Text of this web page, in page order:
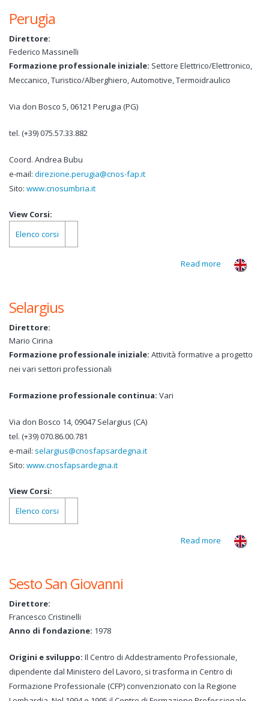
Perugia
Direttore:
Federico Massinelli
Formazione professionale iniziale: Settore Elettrico/Elettronico,
Meccanico, Turistico/Alberghiero, Automotive, Termoidraulico
Via don Bosco 5, 06121 Perugia (PG)
tel. (+39) 075.57.33.882
Coord. Andrea Bubu
e-mail: direzione.perugia@cnos-fap.it
Sito: www.cnosumbria.it
View Corsi:
Elenco corsi
Read more about
Selargius
Direttore:
Mario Cirina
Formazione professionale iniziale: Attività formative a progetto
nei vari settori professionali
Formazione professionale continua: Vari
Via don Bosco 14, 09047 Selargius (CA)
tel. (+39) 070.86.00.781
e-mail: selargius@cnosfapsardegna.it
Sito: www.cnosfapsardegna.it
View Corsi:
Elenco corsi
Read more about
Sesto San Giovanni
Direttore:
Francesco Cristinelli
Anno di fondazione: 1978
Origini e sviluppo: Il Centro di Addestramento Professionale,
dipendente dal Ministero del Lavoro, si trasforma in Centro di
Formazione Professionale (CFP) convenzionato con la Regione